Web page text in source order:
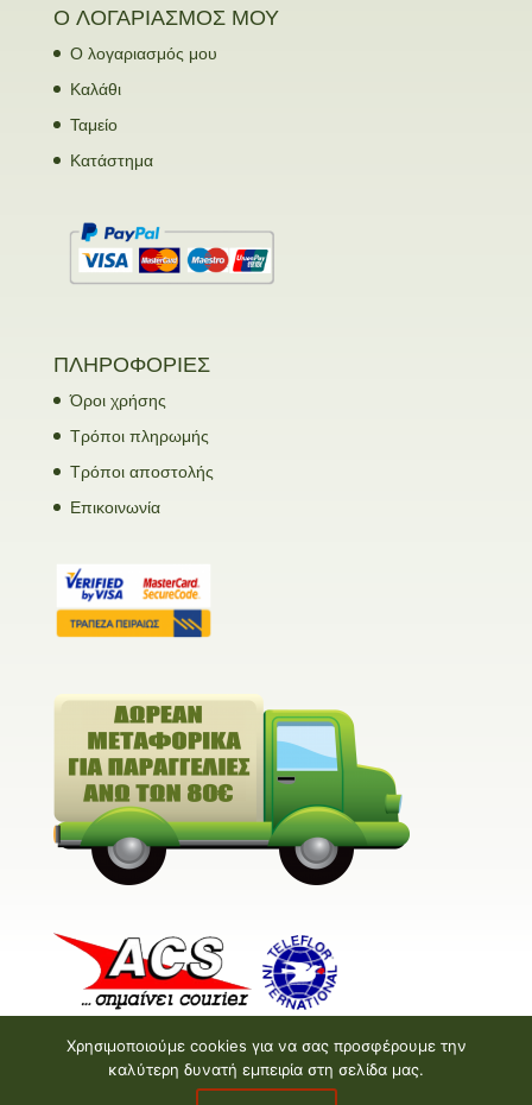
Ο ΛΟΓΑΡΙΑΣΜΟΣ ΜΟΥ
Ο λογαριασμός μου
Καλάθι
Ταμείο
Κατάστημα
ΠΛΗΡΟΦΟΡΙΕΣ
Όροι χρήσης
Τρόποι πληρωμής
Τρόποι αποστολής
Επικοινωνία
Χρησιμοποιούμε cookies για να σας προσφέρουμε την
καλύτερη δυνατή εμπειρία στη σελίδα μας.